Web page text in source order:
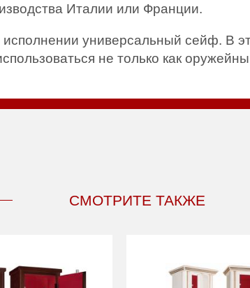
Италии или Франции.
универсальный сейф. В
не только как
СМОТРИТЕ ТАКЖЕ